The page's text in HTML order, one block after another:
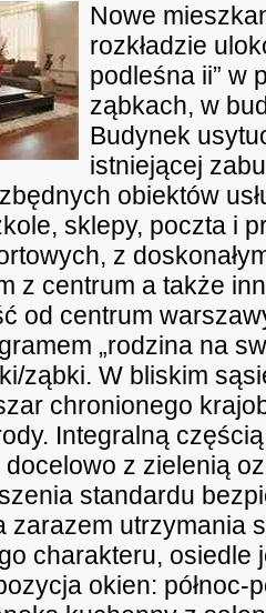
Nowe
rozkładzie
podleśna ii” w
ząbkach, w
Budynek
istniejącej
obiektów
sklepy, poczta i
z
z centrum a także
od centrum
„rodzina na
ząbki. W bliskim
chronionego
Integralną
z zielenią
standardu
zarazem utrzymania
charakteru, osiedle
okien: północ-